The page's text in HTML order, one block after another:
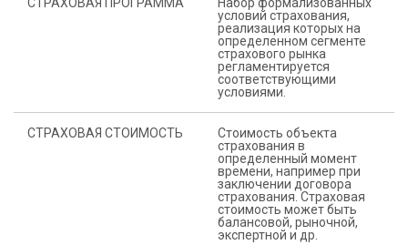
условий страхования,
реализация которых на
определенном сегменте
страхового рынка
регламентируется
соответствующими
условиями.
СТРАХОВАЯ СТОИМОСТЬ
Стоимость объекта
страхования в
определенный момент
времени, например при
заключении договора
страхования. Страховая
стоимость может быть
балансовой, рыночной,
экспертной и др.